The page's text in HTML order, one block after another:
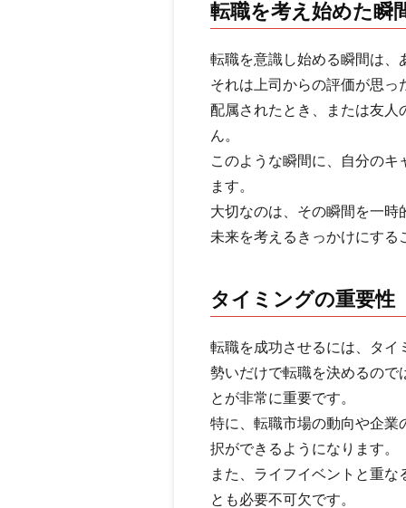
転職を考え始めた瞬
転職を意識し始める瞬間は、
それは上司からの評価が思
配属されたとき、または友人
ん。
このような瞬間に、自分の
ます。
大切なのは、その瞬間を一
未来を考えるきっかけにする
タイミングの重要性
転職を成功させるには、タイ
勢いだけで転職を決めるので
とが非常に重要です。
特に、転職市場の動向や企業
択ができるようになります。
また、ライフイベントと重
とも必要不可欠です。